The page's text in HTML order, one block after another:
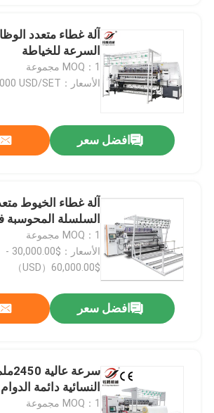
المنزل
فيديوهات
آلة غطاء متعدد
السرعة للخياطة
MOQ：1 مجموعة
الأسعار：FOB 25000-40000 USD/SET
افضل سعر
آلة غطاء الخيوط
السلسلة المحوسبة
MOQ：1 مجموعة
الأسعار：$30,000.00 -
$60,000.00（USD）
افضل سعر
النسائية دائمة الدوام
MOQ：1 مجموعة